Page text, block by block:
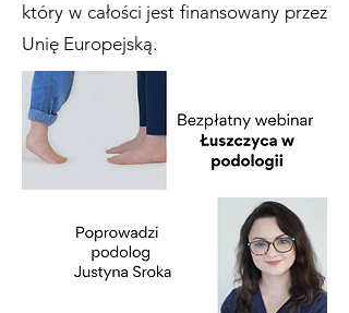
który w całości jest finansowany przez
Unię Europejską.